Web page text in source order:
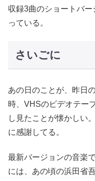
収録3曲のショートバ
っている。
さいごに
あの日のことが、昨日
時、VHSのビデオテー
し見たことが懐かしい
に感謝してる。
最新バージョンの音楽
には、あの頃の浜田省